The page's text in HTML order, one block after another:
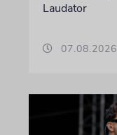
Laudator
07.08.2026